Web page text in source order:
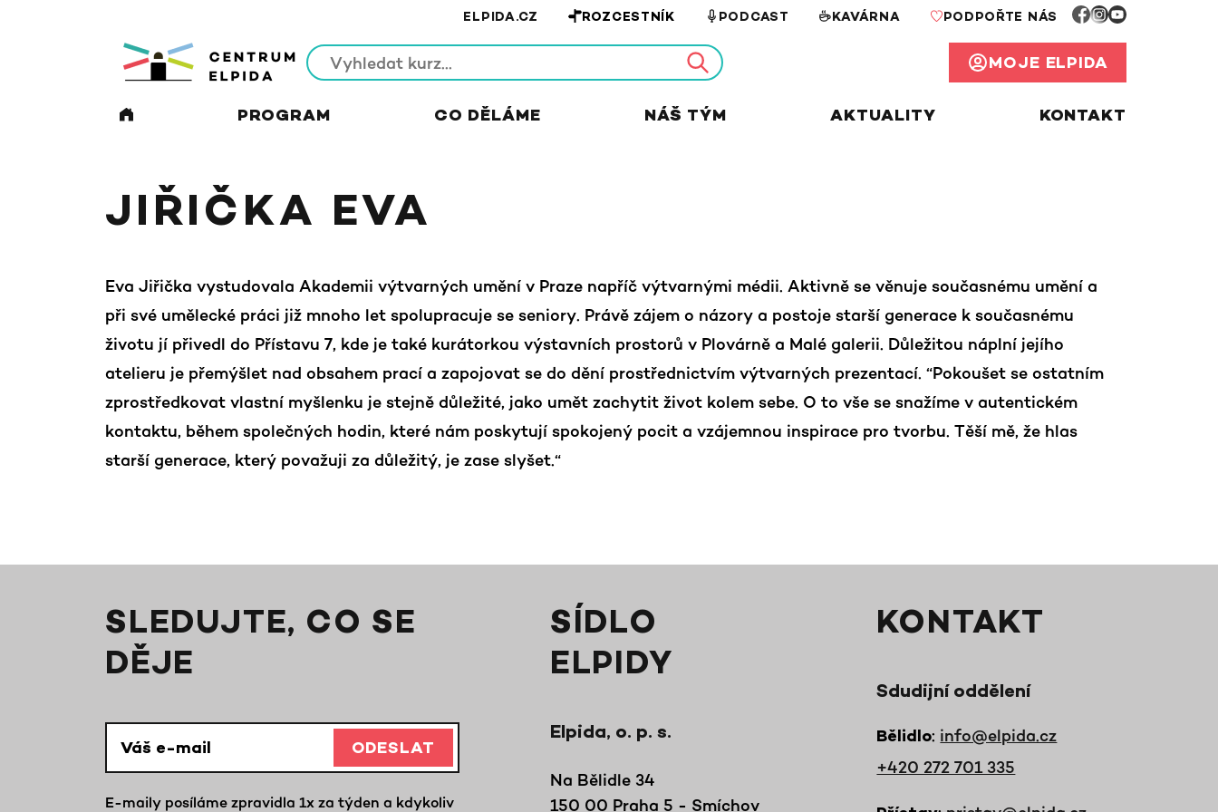
ELPIDA.CZ ROZCESTNÍK PODCAST KAVÁRNA PODPOŘTE NÁS
MOJE ELPIDA
PROGRAM CO DĚLÁME NÁŠ TÝM AKTUALITY KONTAKT
JIŘIČKA EVA
Eva Jiřička vystudovala Akademii výtvarných umění v Praze napříč výtvarnými médii. Aktivně se věnuje současnému umění a
při své umělecké práci již mnoho let spolupracuje se seniory. Právě zájem o názory a postoje starší generace k současnému
životu jí přivedl do Přístavu 7, kde je také kurátorkou výstavních prostorů v Plovárně a Malé galerii. Důležitou náplní jejího
atelieru je přemýšlet nad obsahem prací a zapojovat se do dění prostřednictvím výtvarných prezentací. “Pokoušet se ostatním
zprostředkovat vlastní myšlenku je stejně důležité, jako umět zachytit život kolem sebe. O to vše se snažíme v autentickém
kontaktu, během společných hodin, které nám poskytují spokojený pocit a vzájemnou inspirace pro tvorbu. Těší mě, že hlas
starší generace, který považuji za důležitý, je zase slyšet.“
SLEDUJTE, CO SE
DĚJE
ODESLAT
E-maily posíláme zpravidla 1x za týden a kdykoliv
SÍDLO
ELPIDY
Elpida, o. p. s.
Na Bělidle 34
150 00 Praha 5 - Smíchov
KONTAKT
Sdudijní oddělení
Bělidlo: info@elpida.cz
+420 272 701 335